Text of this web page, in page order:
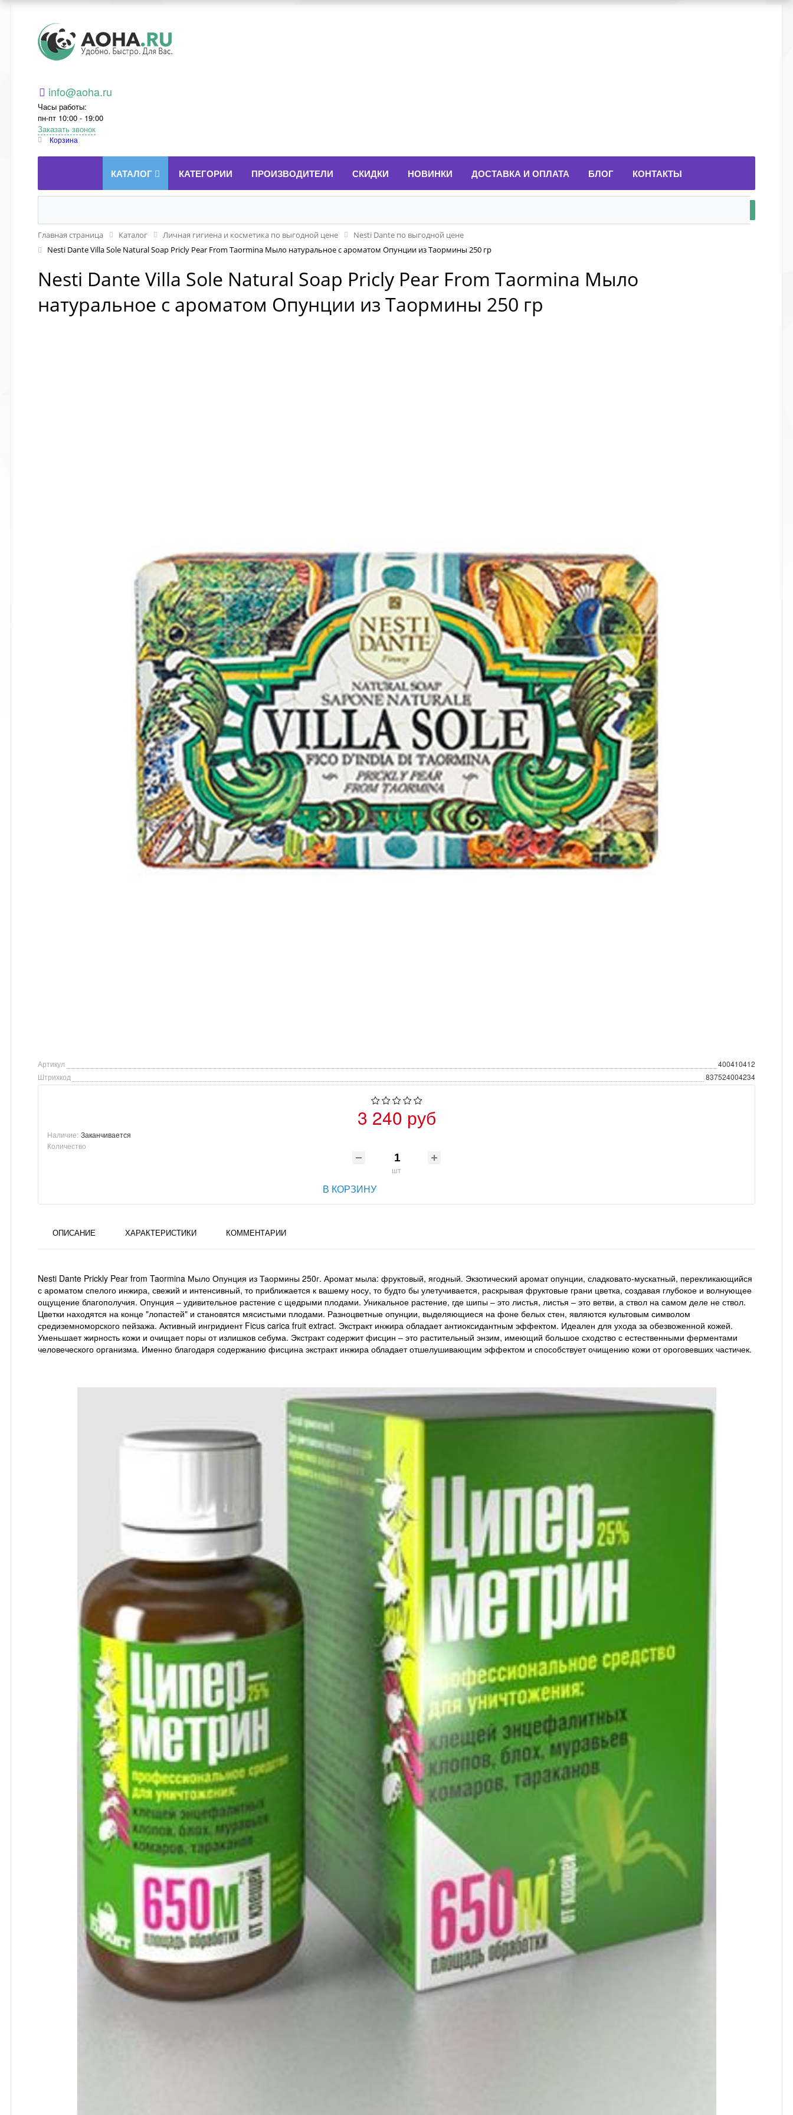
Aoha.ru
info@aoha.ru
Часы работы:
пн-пт 10:00 - 19:00
Заказать звонок
Корзина
КАТАЛОГ КАТЕГОРИИ ПРОИЗВОДИТЕЛИ СКИДКИ НОВИНКИ ДОСТАВКА И ОПЛАТА БЛОГ КОНТАКТЫ
Главная страница Каталог Личная гигиена и косметика по выгодной цене
Nesti Dante по выгодной цене
Nesti Dante Villa Sole Natural Soap Pricly Pear From Taormina Мыло натуральное с ароматом Опунции из Таормины 250 гр
Nesti Dante Villa Sole Natural Soap Pricly Pear From Taormina Мыло
натуральное с ароматом Опунции из Таормины 250 гр
Артикул
400410412
Штрихкод
837524004234
3 240 руб
Наличие: Заканчивается
Количество
шт
В КОРЗИНУ
ОПИСАНИЕ ХАРАКТЕРИСТИКИ КОММЕНТАРИИ
Nesti Dante Prickly Pear from Taormina Мыло Опунция из Таормины 250г. Аромат мыла: фруктовый, ягодный. Экзотический аромат опунции, сладковато-мускатный, перекликающийся
с ароматом спелого инжира, свежий и интенсивный, то приближается к вашему носу, то будто бы улетучивается, раскрывая фруктовые грани цветка, создавая глубокое и волнующее
ощущение благополучия. Опунция – удивительное растение с щедрыми плодами. Уникальное растение, где шипы – это листья, листья – это ветви, а ствол на самом деле не ствол.
Цветки находятся на конце "лопастей" и становятся мясистыми плодами. Разноцветные опунции, выделяющиеся на фоне белых стен, являются культовым символом
средиземноморского пейзажа. Активный ингридиент Ficus carica fruit extract. Экстракт инжира обладает антиоксидантным эффектом. Идеален для ухода за обезвоженной кожей.
Уменьшает жирность кожи и очищает поры от излишков себума. Экстракт содержит фисцин – это растительный энзим, имеющий большое сходство с естественными ферментами
человеческого организма. Именно благодаря содержанию фисцина экстракт инжира обладает отшелушивающим эффектом и способствует очищению кожи от ороговевших частичек.